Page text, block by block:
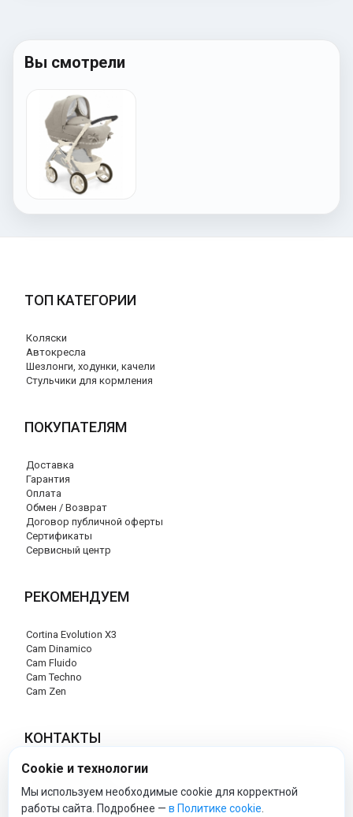
Вы смотрели
ТОП КАТЕГОРИИ
Коляски
Автокресла
Шезлонги, ходунки, качели
Стульчики для кормления
ПОКУПАТЕЛЯМ
Доставка
Гарантия
Оплата
Обмен / Возврат
Договор публичной оферты
Сертификаты
Сервисный центр
РЕКОМЕНДУЕМ
Cortina Evolution X3
Cam Dinamico
Cam Fluido
Cam Techno
Cam Zen
КОНТАКТЫ
+7 (495) 120-29-85
info@cam-official-store.ru
Cookie и технологии
Мы используем необходимые cookie для корректной
работы сайта. Подробнее — в Политике cookie